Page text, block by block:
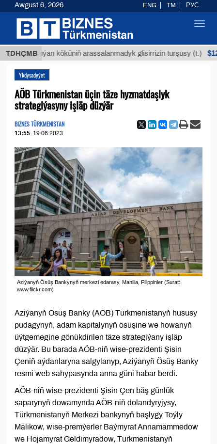
TDHÇMB
Buýan köküniň arassalanmadyk glisirrizin turşusy (t.) $12935,18
Ykdysadyýet
AÖB Türkmenistan üçin täze hyzmatdaşlyk
strategiýasyny işläp düzýär
BIZNES TÜRKMENISTAN
13:55 19.06.2023
Aziýanyň Ösüş Bankynyň merkezi edarasy, Manilia, Filippinler (Surat:
www.flickr.com)
Aziýanyň Ösüş Banky (AÖB) Türkmenistanyň hususy
pudagynyň, adam kapitalynyň ösüşine we howanyň
üýtgemegine gönükdirilen täze strategiýany işläp
düzýär. Bu barada AÖB-niň wise-prezidenti Şisin
Çeniň aýdanlaryna salgylanyp, Aziýanyň Ösüş Banky
resmi web sahypasynda anna güni habar berdi.
AÖB-niň wise-prezidenti Şisin Çen bäş günlük
saparynyň dowamynda AÖB-niň dolandyryjysy,
Türkmenistanyň Merkezi bankynyň başlygy Toýly
Mälikow, wise-premýerler Baýmyrat Annamämmedow
we Hojamyrat Geldimyradow, Türkmenistanyň
Awgust 6, 2026 ENG TM РУС